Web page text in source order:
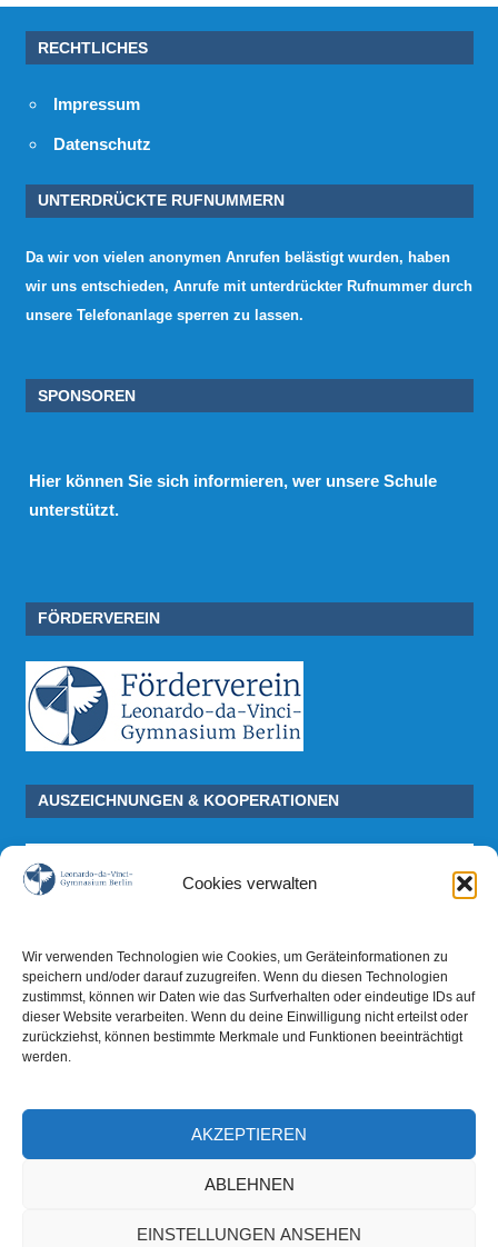
Cookies verwalten
Wir verwenden Technologien wie Cookies, um Geräteinformationen zu
speichern und/oder darauf zuzugreifen. Wenn du diesen Technologien
zustimmst, können wir Daten wie das Surfverhalten oder eindeutige IDs auf
dieser Website verarbeiten. Wenn du deine Einwilligung nicht erteilst oder
zurückziehst, können bestimmte Merkmale und Funktionen beeinträchtigt
werden.
AKZEPTIEREN
ABLEHNEN
EINSTELLUNGEN ANSEHEN
RECHTLICHES
Impressum
Datenschutz
UNTERDRÜCKTE RUFNUMMERN
Da wir von vielen anonymen Anrufen belästigt wurden, haben
wir uns entschieden, Anrufe mit unterdrückter Rufnummer durch
unsere Telefonanlage sperren zu lassen.
SPONSOREN
Hier können Sie sich informieren, wer unsere Schule
unterstützt.
FÖRDERVEREIN
AUSZEICHNUNGEN & KOOPERATIONEN